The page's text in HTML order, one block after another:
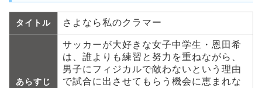
タイトル さよなら私のクラマー
あらすじ
サッカーが大好きな女子中学生・恩田希
は、誰よりも練習と努力を重ねながら、
男子にフィジカルで敵わないという理由
で試合に出させてもらう機会に恵まれな